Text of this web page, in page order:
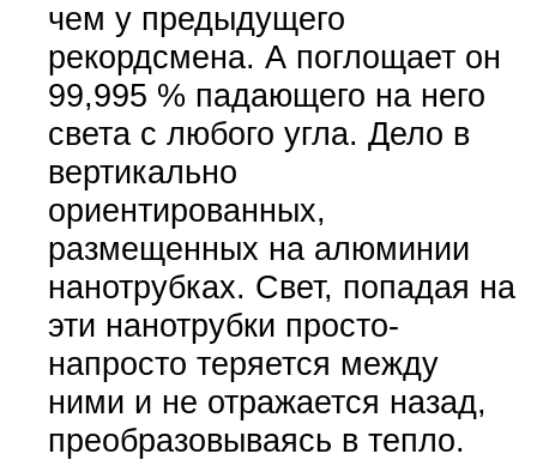
чем у предыдущего
рекордсмена. А поглощает он
99,995 % падающего на него
света с любого угла. Дело в
вертикально
ориентированных,
размещенных на алюминии
нанотрубках. Свет, попадая на
эти нанотрубки просто-
напросто теряется между
ними и не отражается назад,
преобразовываясь в тепло.